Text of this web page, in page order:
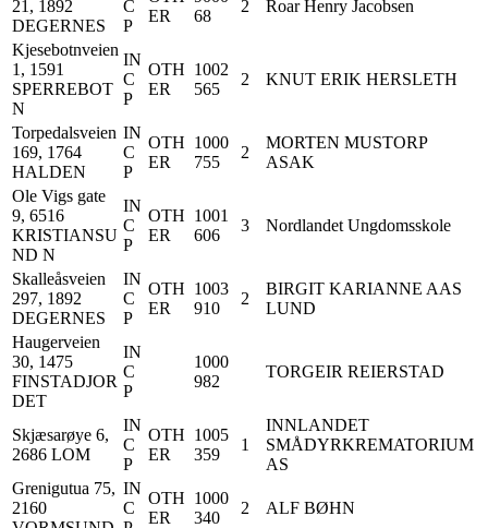
21, 1892
DEGERNES
C
P
ER
68
2 Roar Henry Jacobsen
Kjesebotnveien
1, 1591
SPERREBOT
N
IN
C
P
OTH
ER
1002
565
2 KNUT ERIK HERSLETH
Torpedalsveien
169, 1764
HALDEN
IN
C
P
OTH
ER
1000
755
2
MORTEN MUSTORP
ASAK
Ole Vigs gate
9, 6516
KRISTIANSU
ND N
IN
C
P
OTH
ER
1001
606
3 Nordlandet Ungdomsskole
Skalleåsveien
297, 1892
DEGERNES
IN
C
P
OTH
ER
1003
910
2
BIRGIT KARIANNE AAS
LUND
Haugerveien
30, 1475
FINSTADJOR
DET
IN
C
P
1000
982
TORGEIR REIERSTAD
Skjæsarøye 6,
2686 LOM
IN
C
P
OTH
ER
1005
359
1
INNLANDET
SMÅDYRKREMATORIUM
AS
Grenigutua 75,
2160
IN
C
OTH
ER
1000
340
2 ALF BØHN